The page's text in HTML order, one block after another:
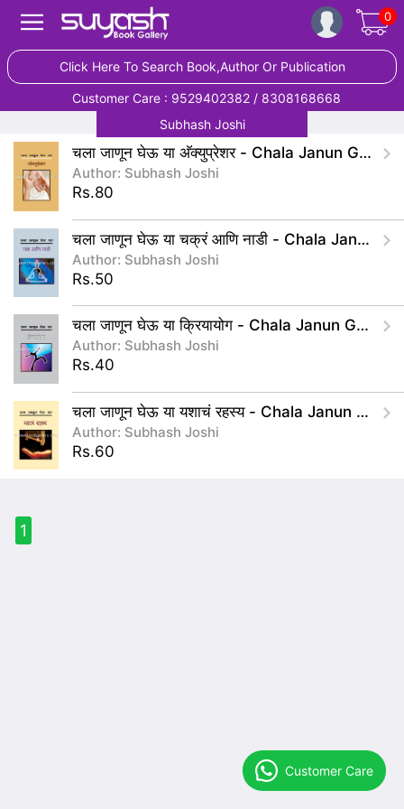
0
Click Here To Search Book,Author Or Publication
Customer Care : 9529402382 / 8308168668
Subhash Joshi
चला जाणून घेऊ या अ‍ॅक्युप्रेशर - Chala Janun Gheu Ya Acupressure
Author: Subhash Joshi
Rs.80
चला जाणून घेऊ या चक्रं आणि नाडी - Chala Janun Gheu Ya Chakra Ani Nadi
Author: Subhash Joshi
Rs.50
चला जाणून घेऊ या क्रियायोग - Chala Janun Gheu Ya Kriyayog
Author: Subhash Joshi
Rs.40
चला जाणून घेऊ या यशाचं रहस्य - Chala Janun Gheu Ya Yashacha Rahasya
Author: Subhash Joshi
Rs.60
1
Customer Care